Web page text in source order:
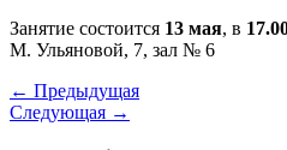
Занятие состоится 13 мая, в
М. Ульяновой, 7, зал № 6
← Предыдущая
Следующая →